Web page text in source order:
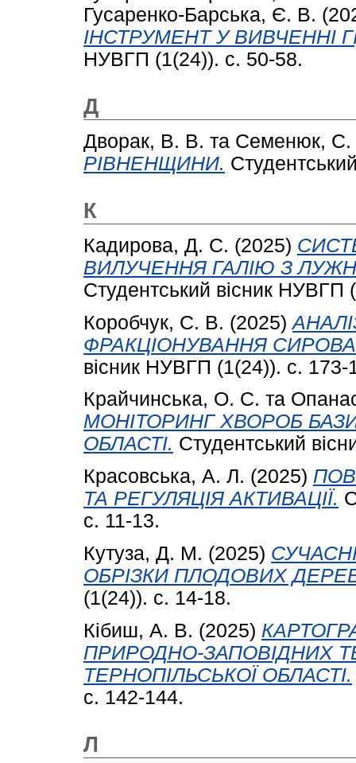
Гусаренко-Барська, Є. В.
ІНСТРУМЕНТ У ВИВЧЕННІ
НУВГП (1(24)). с. 50-58.
Д
Дворак, В. В. та Семенюк, С.
РІВНЕНЩИНИ.
К
Кадирова, Д. С. (2025)
ВИЛУЧЕННЯ ГАЛІЮ З
Студентський вісник НУВГП
Коробчук, С. В. (2025)
ФРАКЦІОНУВАННЯ
вісник НУВГП (1(24)). с. 173-
Крайчинська, О. С. та
МОНІТОРИНГ ХВОРОБ
ОБЛАСТІ. Студентський
Красовська, А. Л. (2025)
ТА РЕГУЛЯЦІЯ АКТИВАЦІЇ.
с. 11-13.
Кутуза, Д. М. (2025)
ОБРІЗКИ ПЛОДОВИХ
(1(24)). с. 14-18.
Кібиш, А. В. (2025)
ПРИРОДНО-ЗАПОВІДНИХ
ТЕРНОПІЛЬСЬКОЇ ОБЛАСТІ.
с. 142-144.
Л